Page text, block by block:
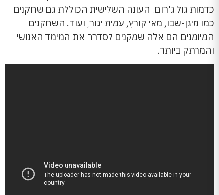
כדמות גול ג'רום. העונה השלישית הכוללת גם שחקנים
כמו מיגן-שבו, מאי קורץ, עמית יגור, ועוד. השחקנים
המיומנים הם אלה שמקנים לסדרה את המימד האנושי
והמרתק ביותר.